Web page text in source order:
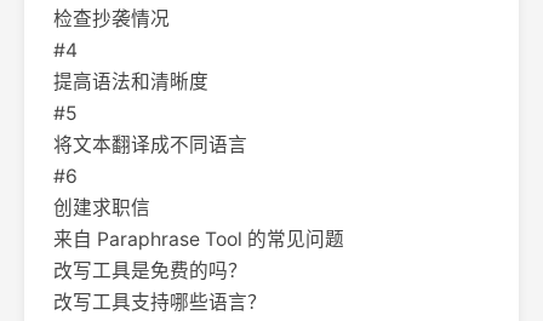
检查抄袭情况
#4
提高语法和清晰度
#5
将文本翻译成不同语言
#6
创建求职信
来自 Paraphrase Tool 的常见问题
改写工具是免费的吗？
改写工具支持哪些语言？